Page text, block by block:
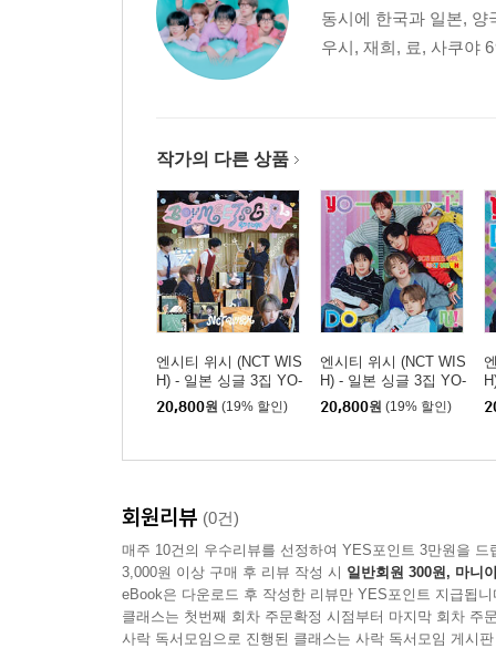
동시에 한국과 일본, 양
우시, 재희, 료, 사쿠야
작가의 다른 상품
엔시티 위시 (NCT WIS
H) - 일본 싱글 3집 YO-
I-DON! / BOY MEETS
GIRL [통상판 BOY ME
20,800원 (19% 할인)
엔시티 위시 (NCT WIS
H) - 일본 싱글 3집 YO-
I-DON! / BOY MEETS
GIRL [통상판 YO-I-DO
20,800원 (19% 할인)
회원리뷰 (0건)
매주 10건의 우수리뷰를 선정하여 YES포인트 3만원을 드
3,000원 이상 구매 후 리뷰 작성 시 일반회원 300원, 마니
eBook은 다운로드 후 작성한 리뷰만 YES포인트 지급됩니
클래스는 첫번째 회차 주문확정 시점부터 마지막 회차 주
사락 독서모임으로 진행된 클래스는 사락 독서모임 게시